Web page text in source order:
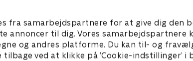
fra samarbejdspartnere for at give dig den
annoncer til dig. Vores samarbejdspartnere
og andres platforme. Du kan til- og
ved at klikke på ’Cookie-indstillinger’ i